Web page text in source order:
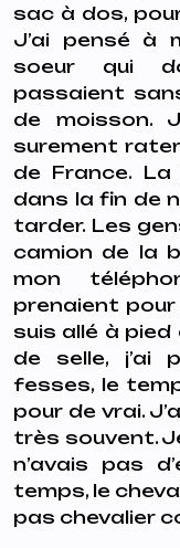
sac à dos,
J’ai pensé à
soeur qui
passaient
de moisson.
surement
de France.
dans la fin de
tarder. Les
camion de la
mon
prenaient pour
suis allé à pied
de selle, j’ai
fesses, le
pour de vrai.
très souvent.
n’avais pas
temps, le
pas chevalier